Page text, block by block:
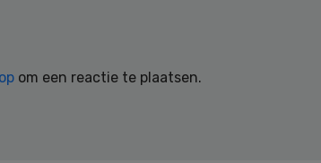
om een reactie te plaatsen.